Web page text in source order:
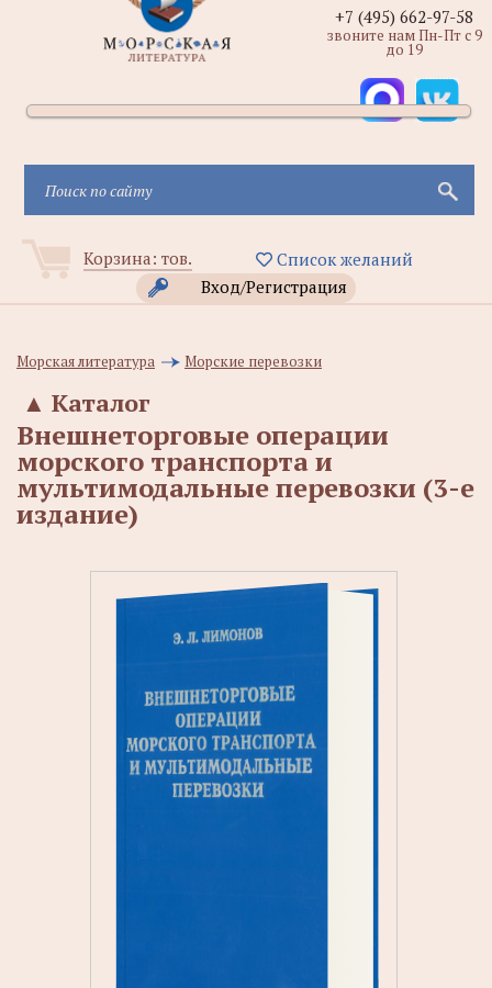
Корзина: тов.
Список желаний
Вход/Регистрация
+7 (495) 662-97-58
звоните нам Пн-Пт с 9
до 19
Морская литература Морские перевозки
Каталог
▲
Внешнеторговые операции
морского транспорта и
мультимодальные перевозки (3-е
издание)